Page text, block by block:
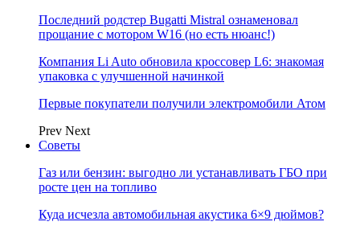
Последний родстер Bugatti Mistral ознаменовал
прощание с мотором W16 (но есть нюанс!)
Компания Li Auto обновила кроссовер L6: знакомая
упаковка с улучшенной начинкой
Первые покупатели получили электромобили Атом
Prev Next
Советы
Газ или бензин: выгодно ли устанавливать ГБО при
росте цен на топливо
Куда исчезла автомобильная акустика 6×9 дюймов?